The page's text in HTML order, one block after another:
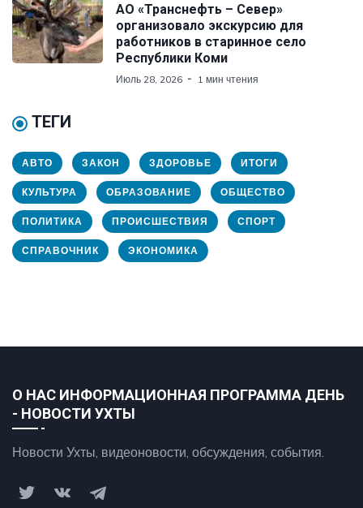
АО «Транснефть – Север»
организовало экскурсию для
работников в старинное село
Республики Коми
Июль 28, 2026 1 мин чтения
ТЕГИ
АВТО ЗАКОН ЗДОРОВЬЕ ИТОГИ
КУЛЬТУРА ОБРАЗОВАНИЕ ОБЩЕСТВО
ПОЛИТИКА ПРОИСШЕСТВИЯ СПОРТ
СПРАВОЧНИК ЭКОНОМИКА
О НАС ИНФОРМАЦИОННАЯ ПРОГРАММА ДЕНЬ
- НОВОСТИ УХТЫ
Новости Ухты, видеоновости, обсуждения, события.